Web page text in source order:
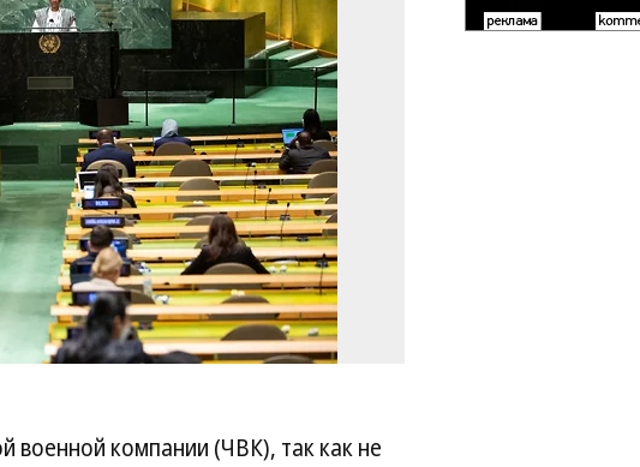
военной компании (ЧВК), так как не